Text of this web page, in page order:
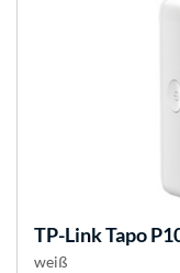
TP-LinkTapo
weiß